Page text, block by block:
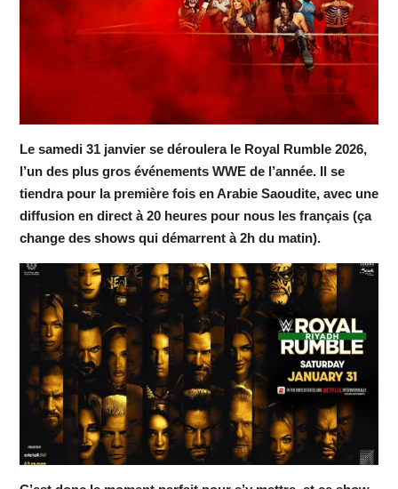
Le samedi 31 janvier se déroulera le Royal Rumble 2026,
l’un des plus gros événements WWE de l’année. Il se
tiendra pour la première fois en Arabie Saoudite, avec une
diffusion en direct à 20 heures pour nous les français (ça
change des shows qui démarrent à 2h du matin).